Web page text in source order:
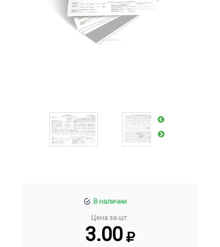
В наличии
Цена за шт.
3.00